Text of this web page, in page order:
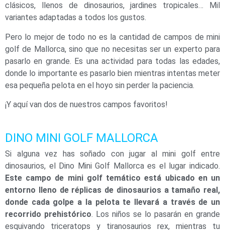
clásicos, llenos de dinosaurios, jardines tropicales… Mil
variantes adaptadas a todos los gustos.
Pero lo mejor de todo no es la cantidad de campos de mini
golf de Mallorca, sino que no necesitas ser un experto para
pasarlo en grande. Es una actividad para todas las edades,
donde lo importante es pasarlo bien mientras intentas meter
esa pequeña pelota en el hoyo sin perder la paciencia.
¡Y aquí van dos de nuestros campos favoritos!
DINO MINI GOLF MALLORCA
Si alguna vez has soñado con jugar al mini golf entre
dinosaurios, el Dino Mini Golf Mallorca es el lugar indicado.
Este campo de mini golf temático está ubicado en un
entorno lleno de réplicas de dinosaurios a tamaño real,
donde cada golpe a la pelota te llevará a través de un
recorrido prehistórico. Los niños se lo pasarán en grande
esquivando triceratops y tiranosaurios rex, mientras tu